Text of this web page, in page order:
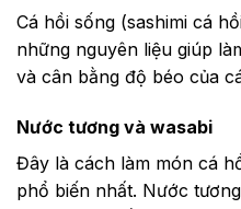
Cá hồi sống (sashimi cá
những nguyên liệu giúp
và cân bằng độ béo của
Nước tương và wasabi
Đây là cách làm món cá
phổ biến nhất. Nước